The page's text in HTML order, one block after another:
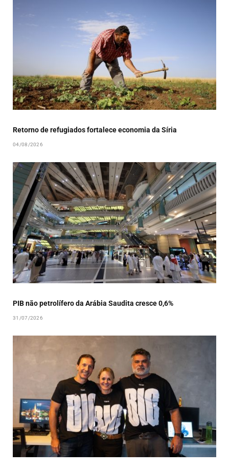
Retorno de refugiados fortalece economia da Síria
04/08/2026
PIB não petrolífero da Arábia Saudita cresce 0,6%
31/07/2026